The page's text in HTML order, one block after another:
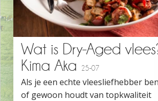
Wat is Dry-Aged
Kima Aka
25-07
Als je een echte vleesliefhebber
of gewoon houdt van topkwaliteit